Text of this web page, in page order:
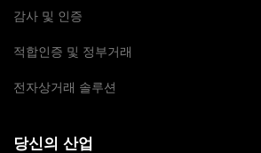
감사 및 인증
적합인증 및 정부거래
전자상거래 솔루션
당신의 산업